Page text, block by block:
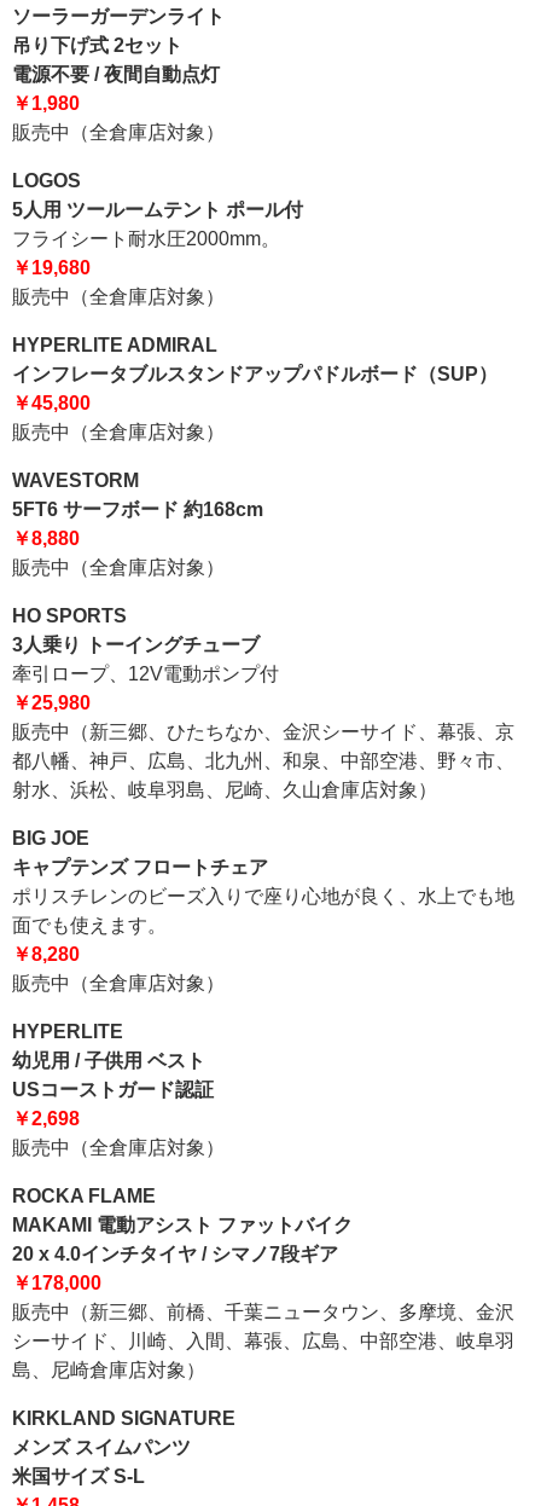
ソーラーガーデンライト
吊り下げ式 2セット
電源不要 / 夜間自動点灯
￥1,980
販売中（全倉庫店対象）
LOGOS
5人用 ツールームテント ポール付
フライシート耐水圧2000mm。
￥19,680
販売中（全倉庫店対象）
HYPERLITE ADMIRAL
インフレータブルスタンドアップパドルボード（SUP）
￥45,800
販売中（全倉庫店対象）
WAVESTORM
5FT6 サーフボード 約168cm
￥8,880
販売中（全倉庫店対象）
HO SPORTS
3人乗り トーイングチューブ
牽引ロープ、12V電動ポンプ付
￥25,980
販売中（新三郷、ひたちなか、金沢シーサイド、幕張、京
都八幡、神戸、広島、北九州、和泉、中部空港、野々市、
射水、浜松、岐阜羽島、尼崎、久山倉庫店対象）
BIG JOE
キャプテンズ フロートチェア
ポリスチレンのビーズ入りで座り心地が良く、水上でも地
面でも使えます。
￥8,280
販売中（全倉庫店対象）
HYPERLITE
幼児用 / 子供用 ベスト
USコーストガード認証
￥2,698
販売中（全倉庫店対象）
ROCKA FLAME
MAKAMI 電動アシスト ファットバイク
20 x 4.0インチタイヤ / シマノ7段ギア
￥178,000
販売中（新三郷、前橋、千葉ニュータウン、多摩境、金沢
シーサイド、川崎、入間、幕張、広島、中部空港、岐阜羽
島、尼崎倉庫店対象）
KIRKLAND SIGNATURE
メンズ スイムパンツ
米国サイズ S-L